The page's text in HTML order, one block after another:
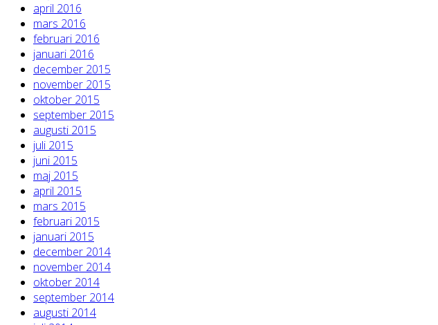
april 2016
mars 2016
februari 2016
januari 2016
december 2015
november 2015
oktober 2015
september 2015
augusti 2015
juli 2015
juni 2015
maj 2015
april 2015
mars 2015
februari 2015
januari 2015
december 2014
november 2014
oktober 2014
september 2014
augusti 2014